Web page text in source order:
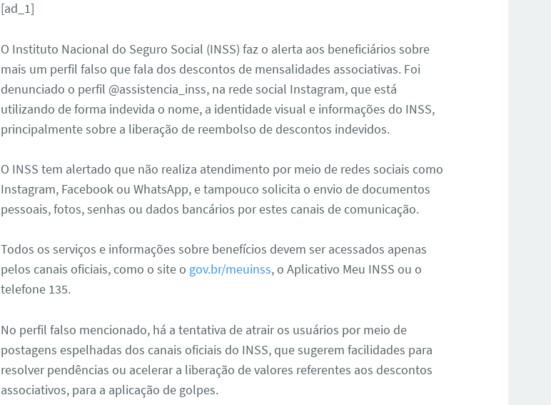
[ad_1]
O Instituto Nacional do Seguro Social (INSS) faz o alerta aos beneficiários sobre
mais um perfil falso que fala dos descontos de mensalidades associativas. Foi
denunciado o perfil @assistencia_inss, na rede social Instagram, que está
utilizando de forma indevida o nome, a identidade visual e informações do INSS,
principalmente sobre a liberação de reembolso de descontos indevidos.
O INSS tem alertado que não realiza atendimento por meio de redes sociais como
Instagram, Facebook ou WhatsApp, e tampouco solicita o envio de documentos
pessoais, fotos, senhas ou dados bancários por estes canais de comunicação.
Todos os serviços e informações sobre benefícios devem ser acessados apenas
pelos canais oficiais, como o site o gov.br/meuinss, oAplicativo Meu INSS ou o
telefone 135.
No perfil falso mencionado, há a tentativa de atrair os usuários por meio de
postagens espelhadas dos canais oficiais do INSS, que sugerem facilidades para
resolver pendências ou acelerar a liberação de valores referentes aos descontos
associativos, para a aplicação de golpes.